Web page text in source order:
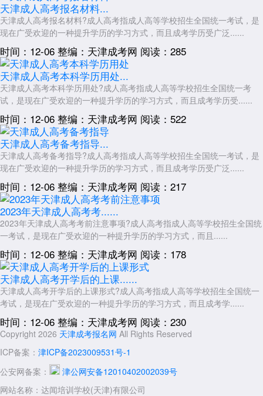
天津成人高考报名材料...
天津成人高考报名材料?成人高考指成人高等学校招生全国统一考试，是
现在广受欢迎的一种提升学历的学习方式，而且成考学历受广泛......
时间：12-06 整编：天津成考网 阅读：285
天津成人高考本科学历用处...
天津成人高考本科学历用处?成人高考指成人高等学校招生全国统一考
试，是现在广受欢迎的一种提升学历的学习方式，而且成考学历受......
时间：12-06 整编：天津成考网 阅读：522
天津成人高考备考指导...
天津成人高考备考指导?成人高考指成人高等学校招生全国统一考试，是
现在广受欢迎的一种提升学历的学习方式，而且成考学历受广泛......
时间：12-06 整编：天津成考网 阅读：217
2023年天津成人高考考......
2023年天津成人高考考前注意事项?成人高考指成人高等学校招生全国统
一考试，是现在广受欢迎的一种提升学历的学习方式，而且......
时间：12-06 整编：天津成考网 阅读：178
天津成人高考开学后的上课......
天津成人高考开学后的上课形式?成人高考指成人高等学校招生全国统一
考试，是现在广受欢迎的一种提升学历的学习方式，而且成考学......
时间：12-06 整编：天津成考网 阅读：230
Copyright 2026 天津成考报名网 All Rights Reserved
ICP备案： 津ICP备2023009531号-1
公安网备案：
津公网安备12010402002039号
网站名称：达闻培训学校(天津)有限公司